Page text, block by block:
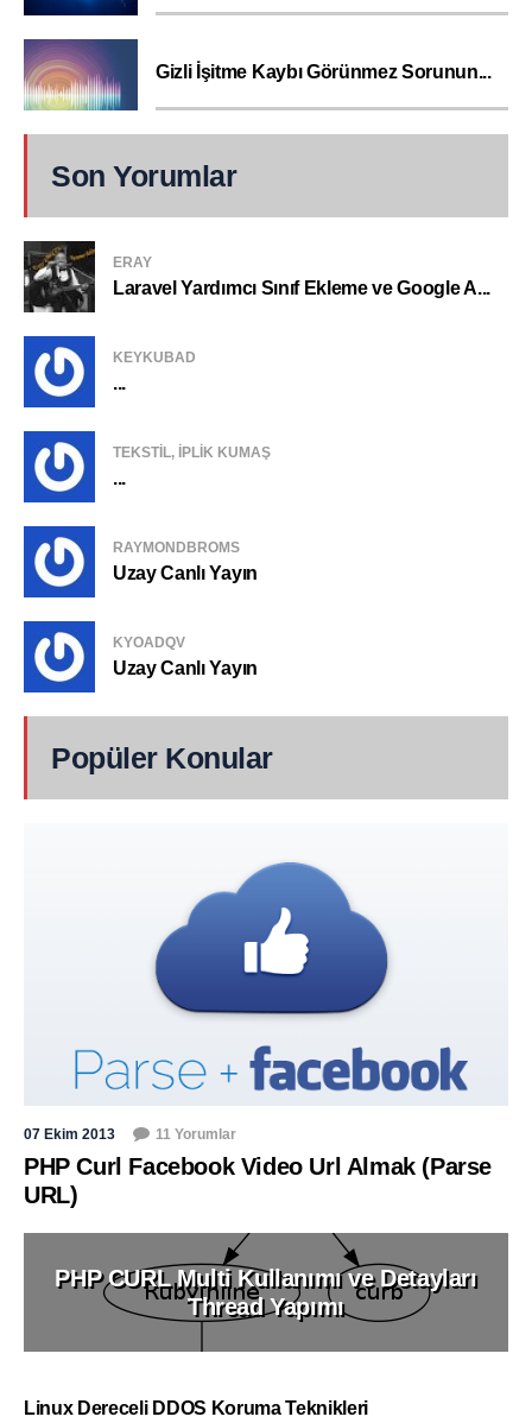
Gizli İşitme Kaybı Görünmez Sorunun...
Son Yorumlar
ERAY
Laravel Yardımcı Sınıf Ekleme ve Google A...
KEYKUBAD
...
TEKSTIL, IPLIK KUMAŞ
...
RAYMONDBROMS
Uzay Canlı Yayın
KYOADQV
Uzay Canlı Yayın
Popüler Konular
07 Ekim 2013 11 Yorumlar
PHP Curl Facebook Video Url Almak (Parse
URL)
PHP CURL Multi Kullanımı ve Detayları
Thread Yapımı
Linux Dereceli DDOS Koruma Teknikleri